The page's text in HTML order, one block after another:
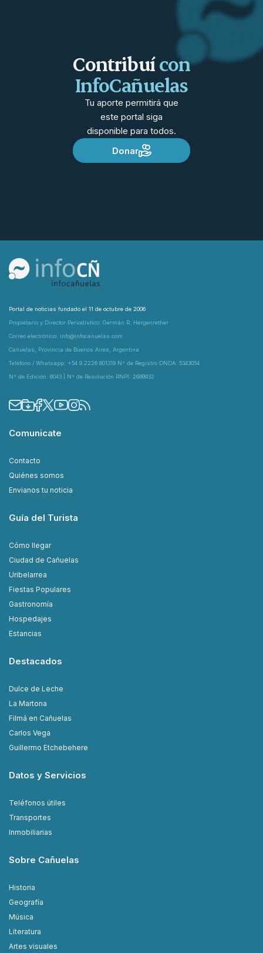
Contribuícon
InfoCañuelas
Tu aporte permitirá que
este portal siga
disponible para todos.
Donar
Portal de noticias fundado el 11 de octubre de 2006
Propietario y Director Periodístico: Germán R. Hergenrether
Correo electrónico: info@infocanuelas.com
Cañuelas, Provincia de Buenos Aires, Argentina
Teléfono / Whatsapp: +54 9 2226 601319 N° de Registro DNDA: 5343054
N° de Edición: 6043 | N° de Resolución RNPI: 2699932
Comunicate
Contacto
Quiénes somos
Envianos tu noticia
Guía del Turista
Cómo llegar
Ciudad de Cañuelas
Uribelarrea
Fiestas Populares
Gastronomía
Hospedajes
Estancias
Destacados
Dulce de Leche
La Martona
Filmá en Cañuelas
Carlos Vega
Guillermo Etchebehere
Datos y Servicios
Teléfonos útiles
Transportes
Inmobiliarias
Sobre Cañuelas
Historia
Geografía
Música
Literatura
Artes visuales